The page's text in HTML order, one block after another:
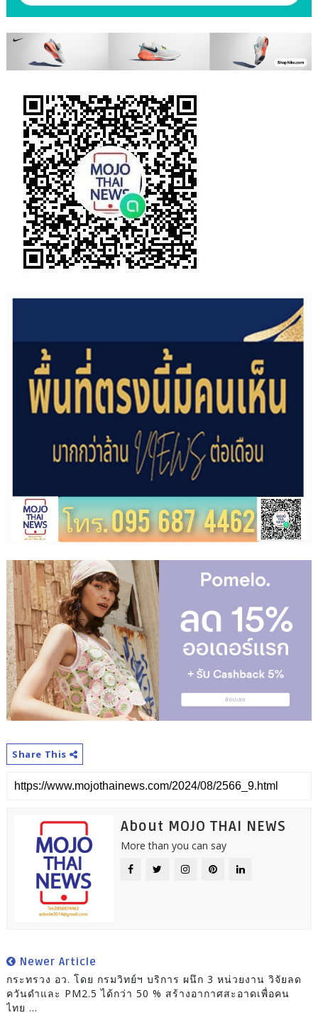
Share This
About MOJO THAI NEWS
More than you can say
Newer Article
กระทรวง อว. โดย กรมวิทย์ฯ บริการ ผนึก 3 หน่วยงาน วิจัยลด
ควันดำและ PM2.5 ได้กว่า 50 % สร้างอากาศสะอาดเพื่อคน
ไทย ...